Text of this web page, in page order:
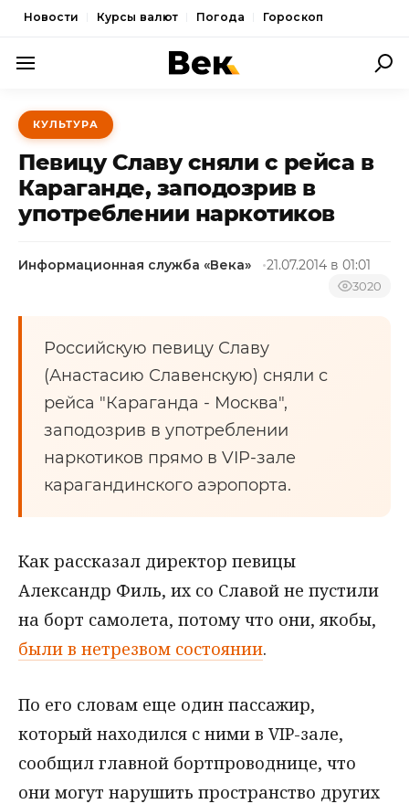
Новости Курсы валют Погода Гороскоп
ПОЛИТИКА
ЭКОНОМИКА
ОБЩЕСТВО
СПОРТ
КУЛЬТУРА
Певицу Славу сняли с рейса в
Караганде, заподозрив в
употреблении наркотиков
Информационная служба «Века» 21.07.2014 в 01:01
3020
Российскую певицу Славу
(Анастасию Славенскую) сняли с
рейса "Караганда - Москва",
заподозрив в употреблении
наркотиков прямо в VIP-зале
карагандинского аэропорта.
Как рассказал директор певицы
Александр Филь, их со Славой не пустили
на борт самолета, потому что они, якобы,
были в нетрезвом состоянии.
По его словам еще один пассажир,
который находился с ними в VIP-зале,
сообщил главной бортпроводнице, что
они могут нарушить пространство других